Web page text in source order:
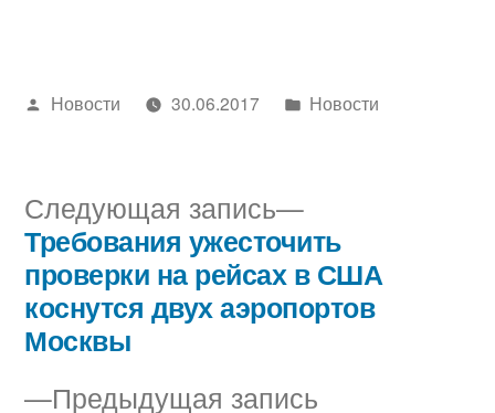
Написано
Новости 30.06.2017
Написано
Новости
Навигация
по
записям
Предыдущая запись
Следующая запись
Следующая
запись:
Требования ужесточить
проверки на рейсах в США
коснутся двух аэропортов
Москвы